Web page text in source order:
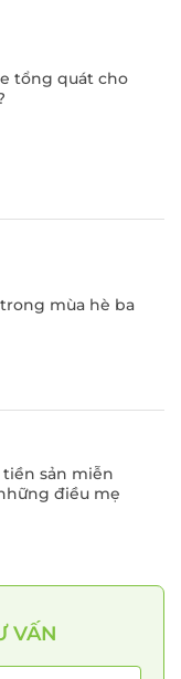
tổng quát cho
mùa hè ba
sản miễn
điều mẹ
VẤN